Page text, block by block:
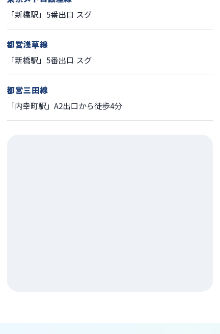
「新橋駅」5番出口 スグ
都営浅草線
「新橋駅」5番出口 スグ
都営三田線
「内幸町駅」A2出口から徒歩4分